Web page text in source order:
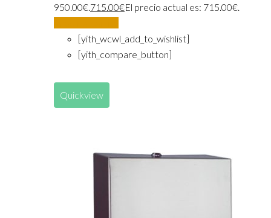
950.00€.715.00€El precio actual es: 715.00€.
[yith_wcwl_add_to_wishlist]
[yith_compare_button]
Quickview